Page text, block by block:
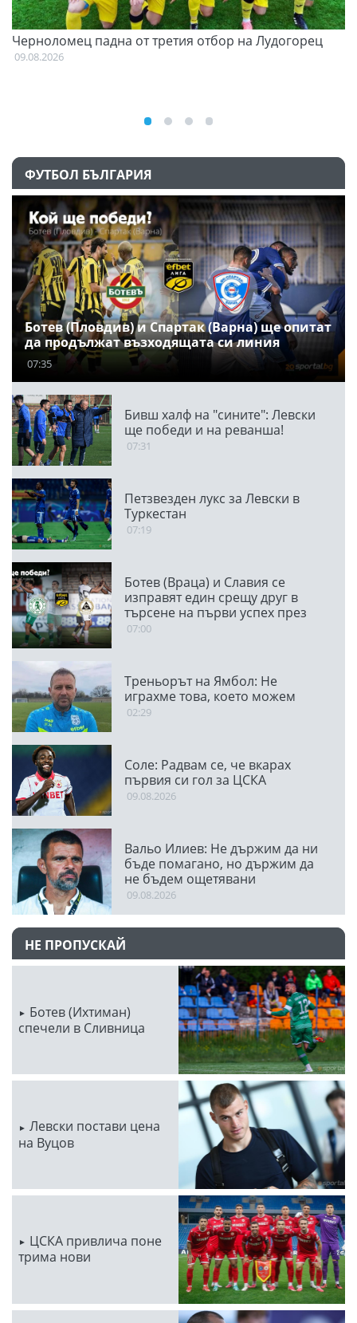
Черноломец падна от третия отбор на Лудогорец
09.08.2026
ФУТБОЛ БЪЛГАРИЯ
Ботев (Пловдив) и Спартак (Варна) ще опитат
да продължат възходящата си линия
07:35
Бивш халф на "сините": Левски
ще победи и на реванша!
07:31
Петзвезден лукс за Левски в
Туркестан
07:19
Ботев (Враца) и Славия се
изправят един срещу друг в
търсене на първи успех през
сезона
07:00
Треньорът на Ямбол: Не
играхме това, което можем
02:29
Соле: Радвам се, че вкарах
първия си гол за ЦСКА
09.08.2026
Вальо Илиев: Не държим да ни
бъде помагано, но държим да
не бъдем ощетявани
09.08.2026
НЕ ПРОПУСКАЙ
Ботев (Ихтиман)
спечели в Сливница
Левски постави цена
на Вуцов
ЦСКА привлича поне
трима нови